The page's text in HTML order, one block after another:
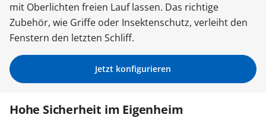
Sonnenschutz
Zäune & Tore
Garagentore
mit Oberlichten freien Lauf lassen. Das richtige
Zubehör, wie Griffe oder Insektenschutz, verleiht den
Fenstern den letzten Schliff.
Jetzt konfigurieren
Hohe Sicherheit im Eigenheim